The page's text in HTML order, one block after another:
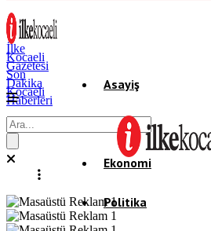
İlke
Kocaeli
Gazetesi
Son
Dakika
Kocaeli
Haberleri
Asayiş
Gündem
Ekonomi
Politika